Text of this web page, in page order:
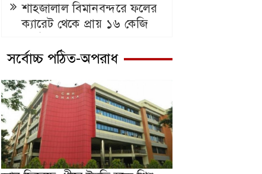
শাহজালাল বিমানবন্দরে ফলের
ক্যারেট থেকে প্রায় ১৬ কেজি
সর্বোচ্চ পঠিত-অপরাধ